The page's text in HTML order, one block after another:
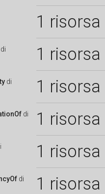
1 risorsa
di 1 risorsa
di 1 risorsa
di 1 risorsa
1 risorsa
di 1 risorsa